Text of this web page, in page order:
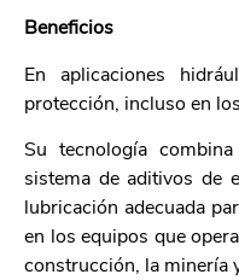
Beneficios
En aplicaciones
protección, incluso en
Su tecnología
sistema de aditivos de
lubricación adecuada
en los equipos que
construcción, la minería